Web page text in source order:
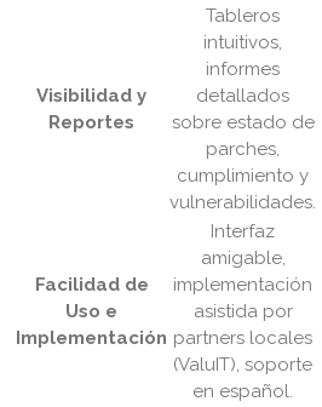
Visibilidad y
Reportes
Tableros
intuitivos,
informes
detallados
sobre estado de
parches,
cumplimiento y
vulnerabilidades.
Facilidad de
Uso e
Implementación
Interfaz
amigable,
implementación
asistida por
partners locales
(ValuIT), soporte
en español.